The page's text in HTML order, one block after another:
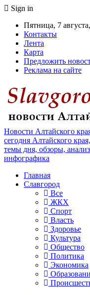
Sign in
Пятница, 7
Контакты
Лента
Карта
Предложить
Реклама на сайте
Новости Алтайского
сегодня Алтайского
темы дня, обзоры,
инфографика
Главная
Славгород
Все
ЖКХ
Спорт
Власть
Здоровье
Культура
Общество
Политика
Экономика